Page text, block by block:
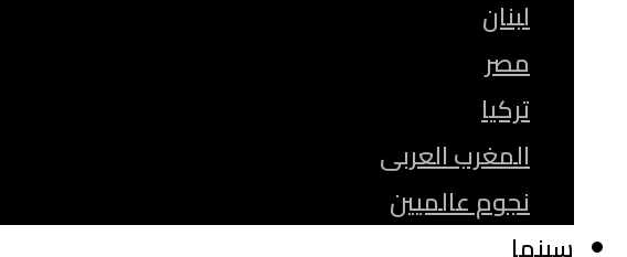
لبنان
مصر
تركيا
المغرب العربى
نجوم عالميين